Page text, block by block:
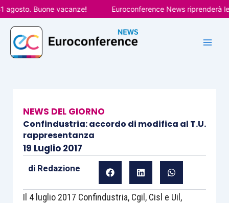
Vai
al
contenuto
Buone vacanze! Euroconference News riprenderà le
NEWS DEL GIORNO
Confindustria: accordo di modifica al T.U.
rappresentanza
19 Luglio 2017
di Redazione
Il 4 luglio 2017 Confindustria, Cgil, Cisl e Uil,